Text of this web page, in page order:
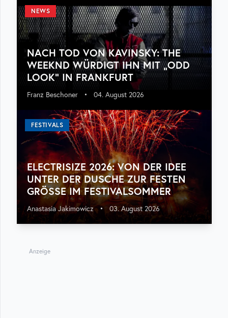
NEWS
NACH TOD VON KAVINSKY: THE
WEEKND WÜRDIGT IHN MIT „ODD
LOOK“ IN FRANKFURT
Franz Beschoner • 04. August 2026
FESTIVALS
ELECTRISIZE 2026: VON DER IDEE
UNTER DER DUSCHE ZUR FESTEN
GRÖSSE IM FESTIVALSOMMER
Anastasia Jakimowicz • 03. August 2026
Anzeige